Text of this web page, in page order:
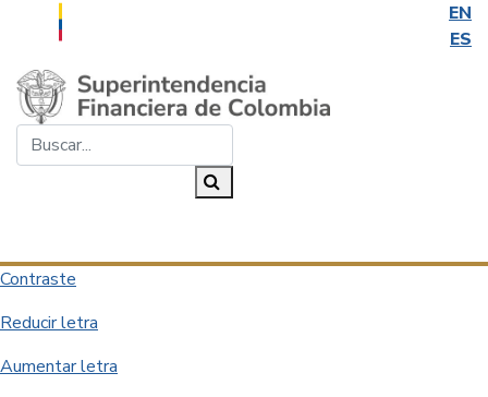
EN
ES
Saltar al contenido principal
Contraste
Reducir letra
Aumentar letra